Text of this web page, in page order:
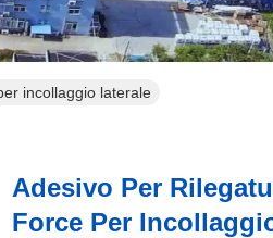
incollaggio laterale
Adesivo Per
Force Per